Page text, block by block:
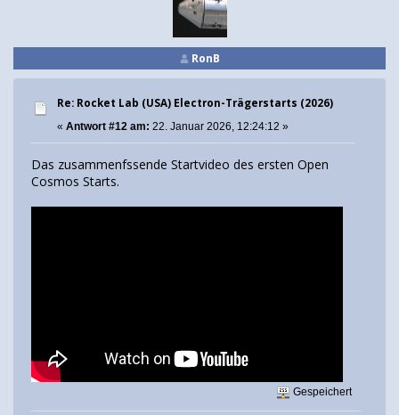
RonB
Re: Rocket Lab (USA) Electron-Trägerstarts (2026)
« Antwort #12 am: 22. Januar 2026, 12:24:12 »
Das zusammenfssende Startvideo des ersten Open
Cosmos Starts.
Gespeichert